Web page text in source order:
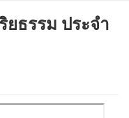
ยธรรม ประจำ